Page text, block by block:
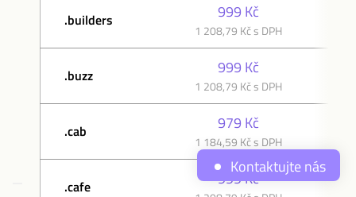
.builders 999 Kč
1 208,79 Kč s DPH
.buzz 999 Kč
1 208,79 Kč s DPH
.cab 979 Kč
1 184,59 Kč s DPH
.cafe 999 Kč
Kontaktujte nás